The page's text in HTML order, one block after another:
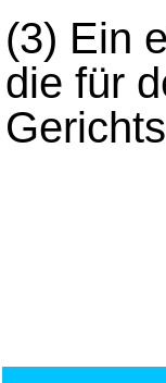
(3) Ein
die für